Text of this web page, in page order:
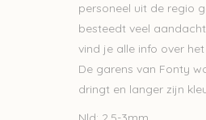
personeel uit de regio
besteedt veel
vind je alle info over
De garens van Fonty
dringt en langer zijn